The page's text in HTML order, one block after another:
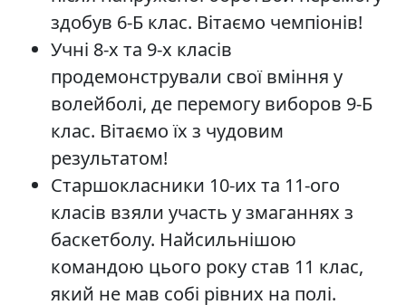
здобув 6-Б клас. Вітаємо чемпіонів!
Учні 8-х та 9-х класів
продемонстрували свої вміння у
волейболі, де перемогу виборов 9-Б
клас. Вітаємо їх з чудовим
результатом!
Старшокласники 10-их та 11-ого
класів взяли участь у змаганнях з
баскетболу. Найсильнішою
командою цього року став 11 клас,
який не мав собі рівних на полі.